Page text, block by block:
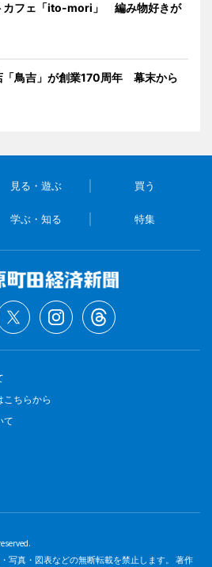
カフェ「ito-mori」 編み物好きが
「鳥吉」が創業170周年 幕末から
見る・遊ぶ 買う
学ぶ・知る 特集
こちらから
て
写真・図表などの無断転載を禁止します。 著作